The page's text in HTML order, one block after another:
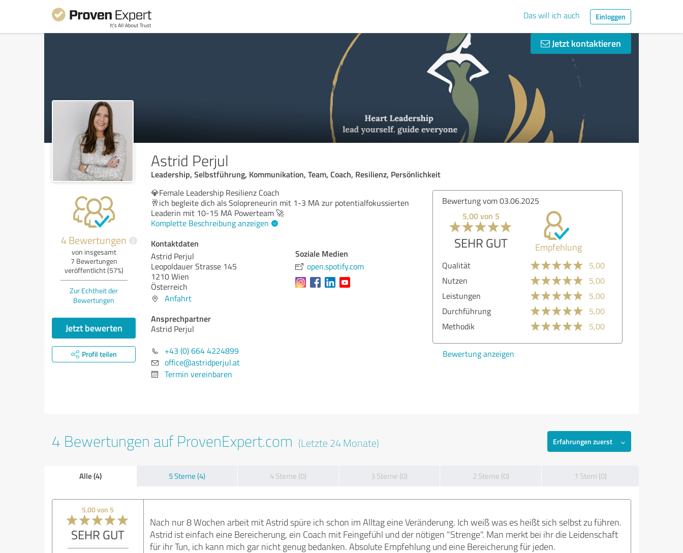
Das will ich auch Einloggen
Jetzt kontaktieren
Astrid Perjul
Leadership, Selbstführung, Kommunikation, Team, Coach, Resilienz, Persönlichkeit
4 Bewertungen i
von insgesamt
7 Bewertungen
veröffentlicht (57%)
Zur Echtheit der
Bewertungen
Jetzt bewerten
Profil teilen
💎Female Leadership Resilienz Coach
🥂ich begleite dich als Solopreneurin mit 1-3 MA zur potentialfokussierten
Leaderin mit 10-15 MA Powerteam 🚀
Komplette Beschreibung anzeigen
Kontaktdaten
Astrid Perjul
Leopoldauer Strasse 145
1210 Wien
Österreich
Anfahrt
Ansprechpartner
Astrid Perjul
+43 (0) 664 4224899
office@astridperjul.at
Termin vereinbaren
Soziale Medien
open.spotify.com
Bewertung vom 03.06.2025
5,00 von 5
SEHR GUT Empfehlung
Qualität
5,00
Nutzen
5,00
Leistungen
5,00
Durchführung
5,00
Methodik
5,00
Bewertung anzeigen
4 Bewertungen auf ProvenExpert.com (Letzte 24 Monate) Erfahrungen zuerst
Alle (4) 5 Sterne (4) 4 Sterne (0) 3 Sterne (0) 2 Sterne (0) 1 Stern (0)
5,00 von 5
SEHR GUT
Nach nur 8 Wochen arbeit mit Astrid spüre ich schon im Alltag eine Veränderung. Ich weiß was es heißt sich selbst zu führen.
Astrid ist einfach eine Bereicherung, ein Coach mit Feingefühl und der nötigen "Strenge". Man merkt bei ihr die Leidenschaft
für ihr Tun, ich kann mich gar nicht genug bedanken. Absolute Empfehlung und eine Bereicherung für jeden.